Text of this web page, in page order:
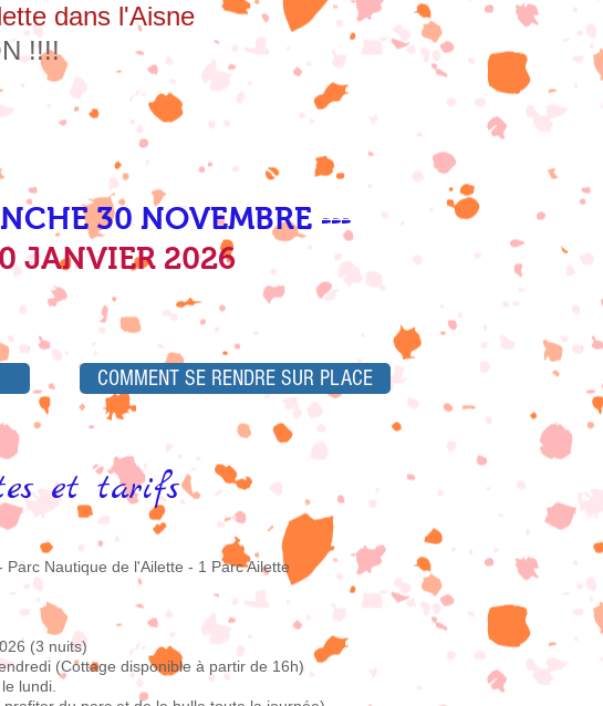
dans l'Aisne
!!!!
30 NOVEMBRE ===
JANVIER 2026
COMMENT SE RENDRE SUR PLACE
et tarifs
Nautique de l'Ailette - 1 Parc Ailette
(3 nuits)
(Cottage disponible à partir de 16h)
lundi.